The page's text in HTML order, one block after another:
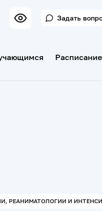
Задать
Расписание
РЕАНИМАТОЛОГИИ И